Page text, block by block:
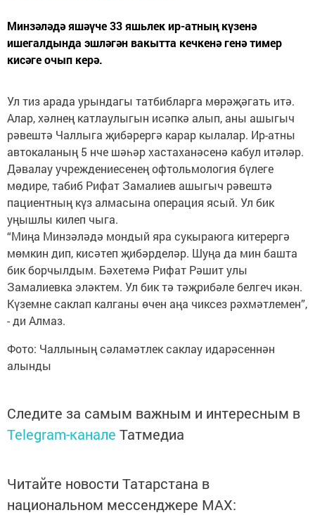
Минзәләдә яшәүче 33 яшьлек ир-атның күзенә
ишегалдында эшләгән вакытта кечкенә генә тимер
кисәге очып керә.
Ул тиз арада урындагы татбибларга мөрәҗәгать итә.
Алар, хәлнең катлаулыгын исәпкә алып, аны ашыгыч
рәвештә Чаллыга җибәрергә карар кылалар. Ир-атны
автокаланың 5 нче шәһәр хастаханәсенә кабул итәләр.
Дәвалау учреждениесенең офтольмология бүлеге
мөдире, табиб Рифат Замалиев ашыгыч рәвештә
пациентның күз алмасына операция ясый. Ул бик
уңышлы килеп чыга.
“Миңа Минзәләдә мондый яра сукыраюга китерергә
мөмкин дип, кисәтеп җибәрделәр. Шуңа да мин башта
бик борчылдым. Бәхетемә Рифат Рәшит улы
Замалиевка эләктем. Ул бик тә тәҗрибәле белгеч икән.
Күземне саклап калганы өчен аңа чиксез рәхмәтлемен”,
- ди Алмаз.
Фото: Чаллының сәламәтлек саклау идарәсеннән
алынды
Следите за самым важным и интересным в
Telegram-канале Татмедиа
Читайте новости Татарстана в
национальном мессенджере MАХ: